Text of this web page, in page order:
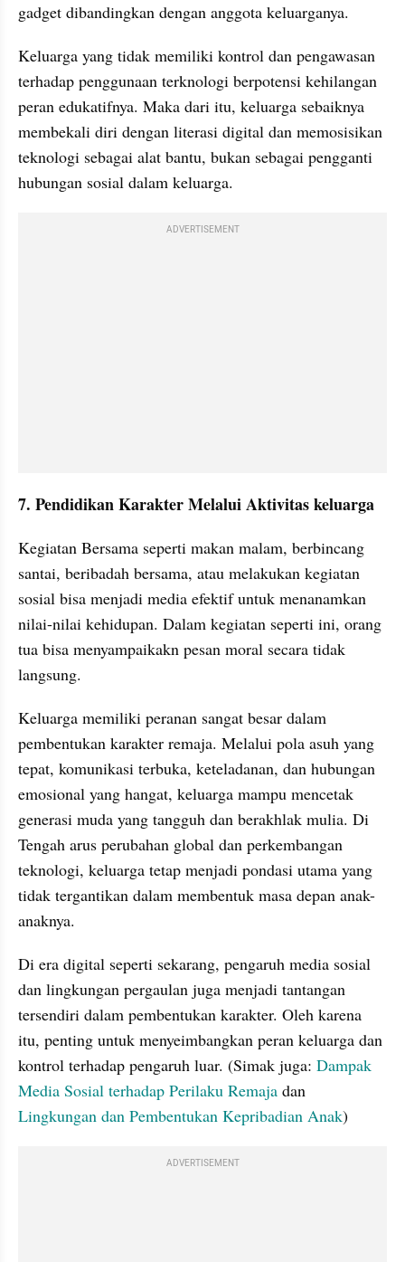
gadget dibandingkan dengan anggota keluarganya.
Keluarga yang tidak memiliki kontrol dan pengawasan
terhadap penggunaan terknologi berpotensi kehilangan
peran edukatifnya. Maka dari itu, keluarga sebaiknya
membekali diri dengan literasi digital dan memosisikan
teknologi sebagai alat bantu, bukan sebagai pengganti
hubungan sosial dalam keluarga.
ADVERTISEMENT
7. Pendidikan Karakter Melalui Aktivitas keluarga
Kegiatan Bersama seperti makan malam, berbincang
santai, beribadah bersama, atau melakukan kegiatan
sosial bisa menjadi media efektif untuk menanamkan
nilai-nilai kehidupan. Dalam kegiatan seperti ini, orang
tua bisa menyampaikakn pesan moral secara tidak
langsung.
Keluarga memiliki peranan sangat besar dalam
pembentukan karakter remaja. Melalui pola asuh yang
tepat, komunikasi terbuka, keteladanan, dan hubungan
emosional yang hangat, keluarga mampu mencetak
generasi muda yang tangguh dan berakhlak mulia. Di
Tengah arus perubahan global dan perkembangan
teknologi, keluarga tetap menjadi pondasi utama yang
tidak tergantikan dalam membentuk masa depan anak-
anaknya.
Di era digital seperti sekarang, pengaruh media sosial
dan lingkungan pergaulan juga menjadi tantangan
tersendiri dalam pembentukan karakter. Oleh karena
itu, penting untuk menyeimbangkan peran keluarga dan
kontrol terhadap pengaruh luar. (Simak juga: Dampak
Media Sosial terhadap Perilaku Remaja
Lingkungan dan Pembentukan Kepribadian Anak)
ADVERTISEMENT